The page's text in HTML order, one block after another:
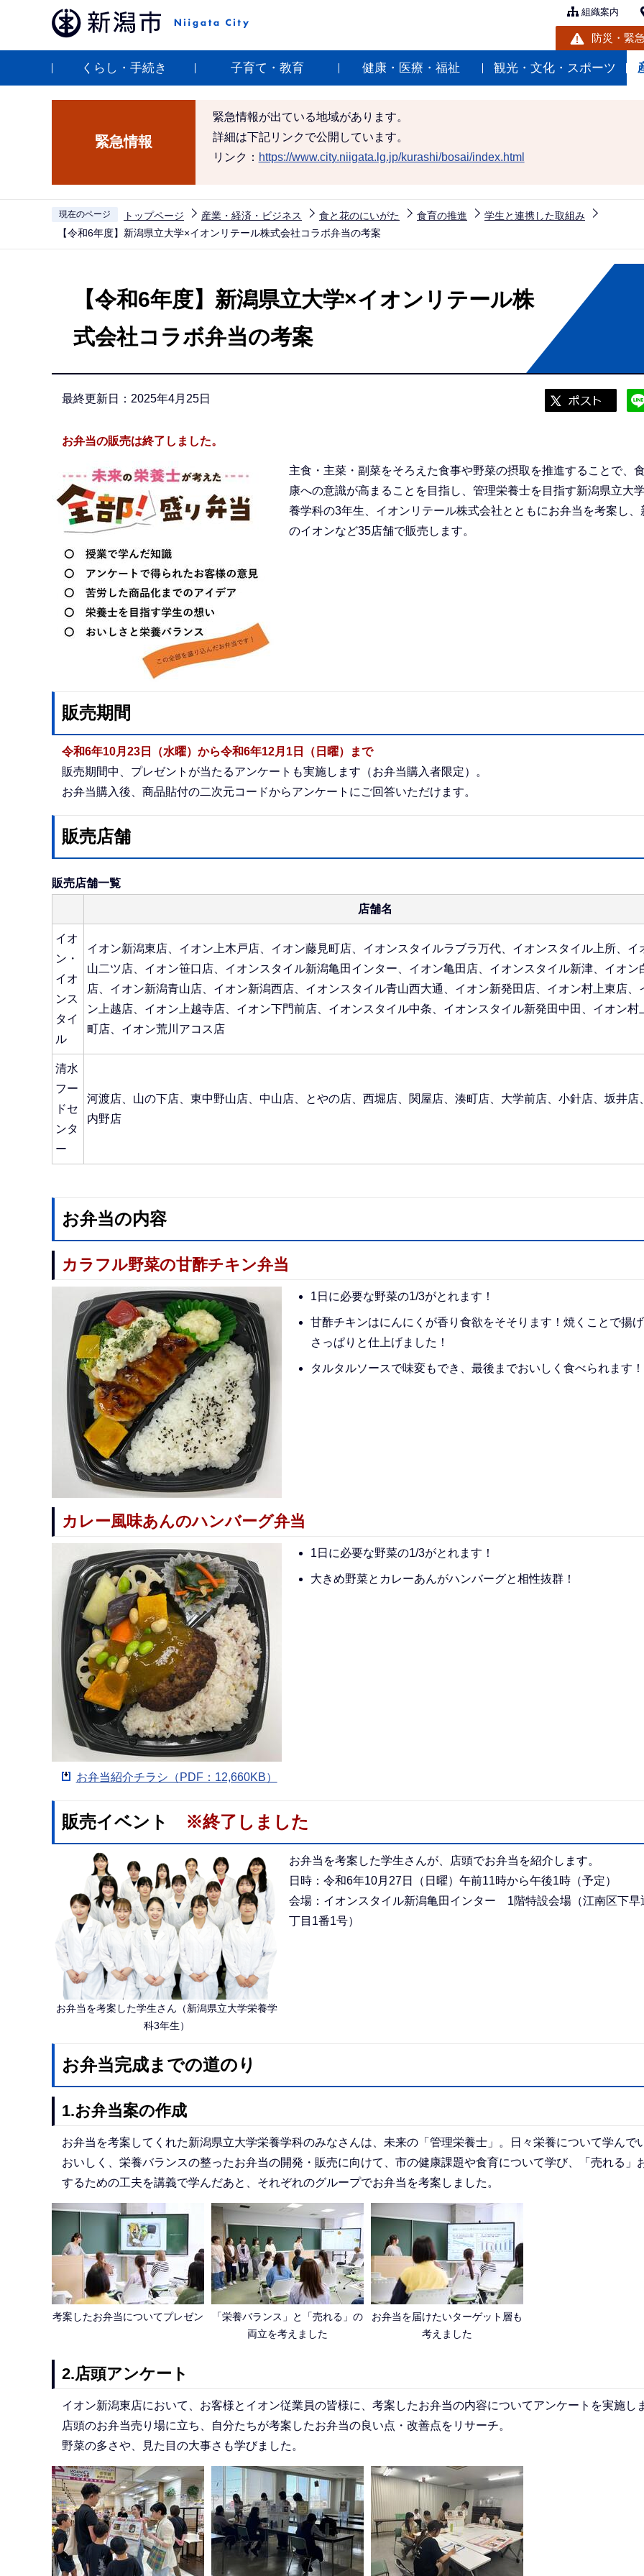
ペ
組織案内
防災・緊
くらし・手続き 子育て・教育 健康・医療・福祉 観光・文化・スポーツ
緊急情報
緊急情報が出ている地域があります。
詳細は下記リンクで公開しています。
リンク： https://www.city.niigata.lg.jp/kurashi/bosai/index.html
現在のページ トップページ 産業・経済・ビジネス 食と花のにいがた 食育の推進
学生と連携した取組み
【令和6年度】新潟県立大学×イオンリテール株式会社コラボ弁当の考案
【令和6年度】新潟県立大学×イオンリテール株
式会社コラボ弁当の考案
最終更新日：2025年4月25日
お弁当の販売は終了しました。
主食・主菜・副菜をそろえた食事や野菜の摂取を推進することで、
康への意識が高まることを目指し、管理栄養士を目指す新潟県立大
養学科の3年生、イオンリテール株式会社とともにお弁当を考案し、
のイオンなど35店舗で販売します。
販売期間
令和6年10月23日（水曜）から令和6年12月1日（日曜）まで
販売期間中、プレゼントが当たるアンケートも実施します（お弁当購入者限定）。
お弁当購入後、商品貼付の二次元コードからアンケートにご回答いただけます。
販売店舗
販売店舗一覧
店舗名
イオ
ン・
イオ
ンス
タイ
ル
イオン新潟東店、イオン上木戸店、イオン藤見町店、イオンスタイルラブラ万代、イオンスタイル上所、イ
山二ツ店、イオン笹口店、イオンスタイル新潟亀田インター、イオン亀田店、イオンスタイル新津、イオン
店、イオン新潟青山店、イオン新潟西店、イオンスタイル青山西大通、イオン新発田店、イオン村上東店、
ン上越店、イオン上越寺店、イオン下門前店、イオンスタイル中条、イオンスタイル新発田中田、イオン村
町店、イオン荒川アコス店
清水
フー
ドセ
ンタ
ー
河渡店、山の下店、東中野山店、中山店、とやの店、西堀店、関屋店、湊町店、大学前店、小針店、坂井店
内野店
お弁当の内容
カラフル野菜の甘酢チキン弁当
1日に必要な野菜の1/3がとれます！
甘酢チキンはにんにくが香り食欲をそそります！焼くことで揚
さっぱりと仕上げました！
タルタルソースで味変もでき、最後までおいしく食べられます！
カレー風味あんのハンバーグ弁当
1日に必要な野菜の1/3がとれます！
大きめ野菜とカレーあんがハンバーグと相性抜群！
お弁当紹介チラシ（PDF：12,660KB）
販売イベント ※終了しました
お弁当を考案した学生さん（新潟県立大学栄養学
科3年生）
お弁当を考案した学生さんが、店頭でお弁当を紹介します。
日時：令和6年10月27日（日曜）午前11時から午後1時（予定）
会場：イオンスタイル新潟亀田インター 1階特設会場（江南区下早
丁目1番1号）
お弁当完成までの道のり
1.お弁当案の作成
お弁当を考案してくれた新潟県立大学栄養学科のみなさんは、未来の「管理栄養士」。日々栄養について学んで
おいしく、栄養バランスの整ったお弁当の開発・販売に向けて、市の健康課題や食育について学び、「売れる」
するための工夫を講義で学んだあと、それぞれのグループでお弁当を考案しました。
考案したお弁当についてプレゼン
「栄養バランス」と「売れる」の
両立を考えました
お弁当を届けたいターゲット層も
考えました
2.店頭アンケート
イオン新潟東店において、お客様とイオン従業員の皆様に、考案したお弁当の内容についてアンケートを実施し
店頭のお弁当売り場に立ち、自分たちが考案したお弁当の良い点・改善点をリサーチ。
野菜の多さや、見た目の大事さも学びました。